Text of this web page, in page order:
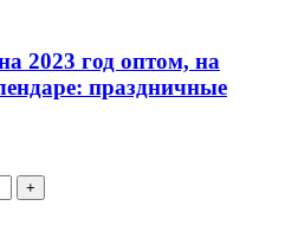
2023 год оптом, на
праздничные